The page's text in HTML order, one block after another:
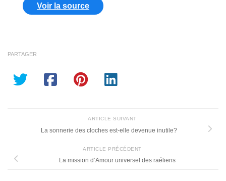
Voir la source
PARTAGER
ARTICLE SUIVANT
La sonnerie des cloches est-elle devenue inutile?
ARTICLE PRÉCÉDENT
La mission d’Amour universel des raéliens